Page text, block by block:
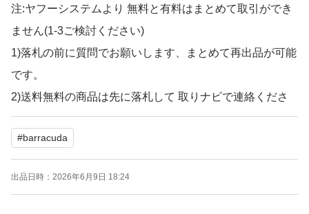
注:ヤフーシステムより 無料と有料はまとめて取引ができ
ません(1-3ご検討ください)
1)落札の前に質問でお願いします、まとめて再出品が可能
です。
2)送料無料の商品は先に落札して 取りナビで連絡くださ
い 有料の商品は無料に変更して再出品が可能です。(同梱
発送)
3)送料無料の商品と有料の商品、別々落札するの場合 ま
とめて発送で送料返金が可能です。
#barracuda
出品日時： 2026年6月9日 18:24